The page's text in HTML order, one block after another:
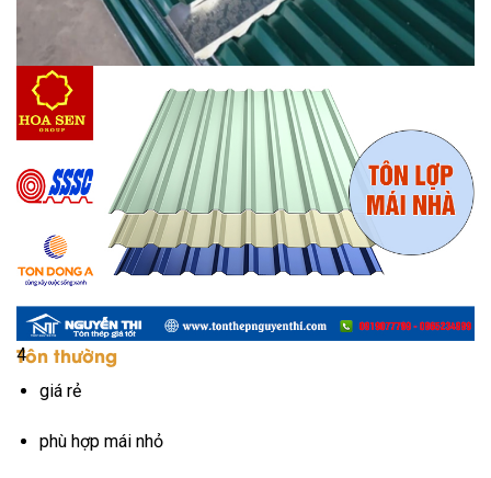
4
Tôn thường
giá rẻ
phù hợp mái nhỏ